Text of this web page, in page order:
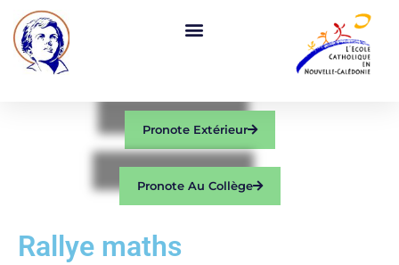
Pronote Extérieur
Pronote Au Collège
Rallye maths